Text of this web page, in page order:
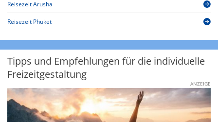
Reisezeit Arusha
Reisezeit Phuket
Tipps und Empfehlungen für die individuelle
Freizeitgestaltung
ANZEIGE